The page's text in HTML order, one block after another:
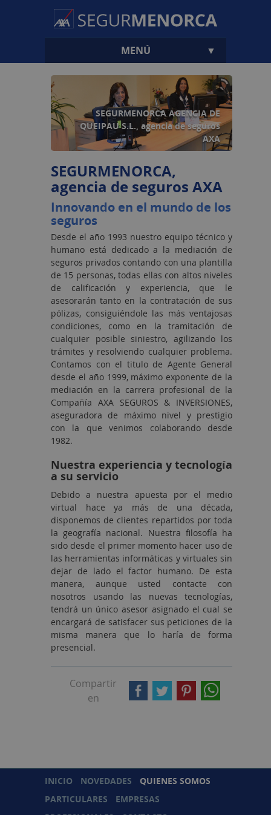
SEGURMENORCA AGENCIA DE
QUEIPAU S.L., agencia de seguros
AXA
SEGURMENORCA,
agencia de seguros AXA
Innovando en el mundo de los
seguros
Desde el año 1993 nuestro equipo técnico y
humano está dedicado a la mediación de
seguros privados contando con una plantilla
de 15 personas, todas ellas con altos niveles
de calificación y experiencia, que le
asesorarán tanto en la contratación de sus
pólizas, consiguiéndole las más ventajosas
condiciones, como en la tramitación de
cualquier posible siniestro, agilizando los
trámites y resolviendo cualquier problema.
Contamos con el titulo de Agente General
desde el año 1999, máximo exponente de la
mediación en la carrera profesional de la
Compañía AXA SEGUROS & INVERSIONES,
aseguradora de máximo nivel y prestigio
con la que venimos colaborando desde
1982.
Nuestra experiencia y tecnología
a su servicio
Debido a nuestra apuesta por el medio
virtual hace ya más de una década,
disponemos de clientes repartidos por toda
la geografía nacional. Nuestra filosofía ha
sido desde el primer momento hacer uso de
las herramientas informáticas y virtuales sin
dejar de lado el factor humano. De esta
manera, aunque usted contacte con
nosotros usando las nuevas tecnologías,
tendrá un único asesor asignado el cual se
encargará de satisfacer sus peticiones de la
misma manera que lo haría de forma
presencial.
Compartir
en
MENÚ ▼
▼
INICIO NOVEDADES
QUIENES SOMOS
PARTICULARES
EMPRESAS